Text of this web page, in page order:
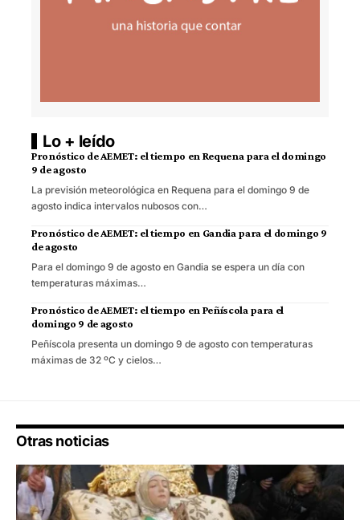
Lo + leído
Pronóstico de AEMET: el tiempo en Requena para el domingo
9 de agosto
La previsión meteorológica en Requena para el domingo 9 de
agosto indica intervalos nubosos con…
Pronóstico de AEMET: el tiempo en Gandia para el domingo 9
de agosto
Para el domingo 9 de agosto en Gandia se espera un día con
temperaturas máximas…
Pronóstico de AEMET: el tiempo en Peñíscola para el
domingo 9 de agosto
Peñíscola presenta un domingo 9 de agosto con temperaturas
máximas de 32 ºC y cielos…
Otras noticias